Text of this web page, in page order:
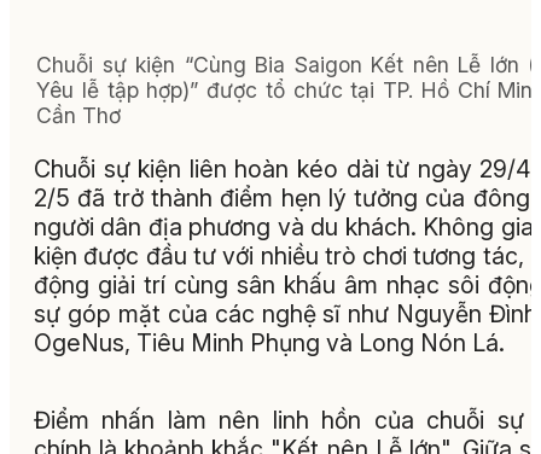
Chuỗi sự kiện “Cùng Bia Saigon Kết nên Lễ lớn
Yêu lễ tập hợp)” được tổ chức tại TP. Hồ Chí
Cần Thơ
Chuỗi sự kiện liên hoàn kéo dài từ ngày 29/4
2/5 đã trở thành điểm hẹn lý tưởng của đông
người dân địa phương và du khách. Không
kiện được đầu tư với nhiều trò chơi tương tác,
động giải trí cùng sân khấu âm nhạc sôi
sự góp mặt của các nghệ sĩ như Nguyễn Đình
OgeNus, Tiêu Minh Phụng và Long Nón Lá.
Điểm nhấn làm nên linh hồn của chuỗi sự